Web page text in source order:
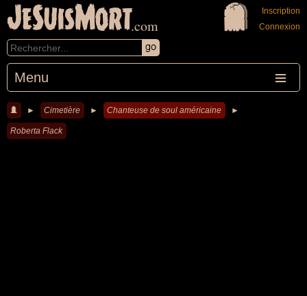
JeSuisMort.com
Menu
Inscription
Connexion
► Cimetière ► Chanteuse de soul américaine ►
Roberta Flack